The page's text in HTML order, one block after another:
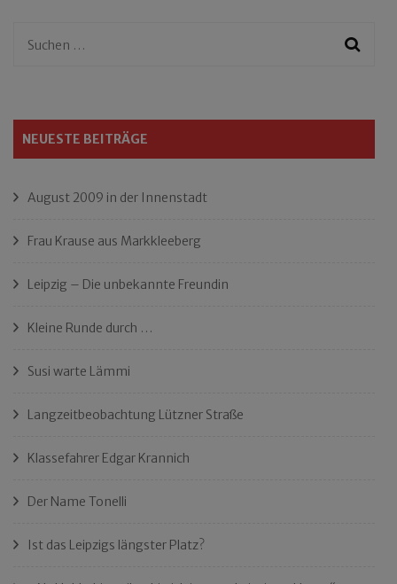
Suchen
NEUESTE BEITRÄGE
August 2009 in der Innenstadt
Frau Krause aus Markkleeberg
Leipzig – Die unbekannte Freundin
Kleine Runde durch …
Susi warte Lämmi
Langzeitbeobachtung Lützner Straße
Klassefahrer Edgar Krannich
Der Name Tonelli
Ist das Leipzigs längster Platz?